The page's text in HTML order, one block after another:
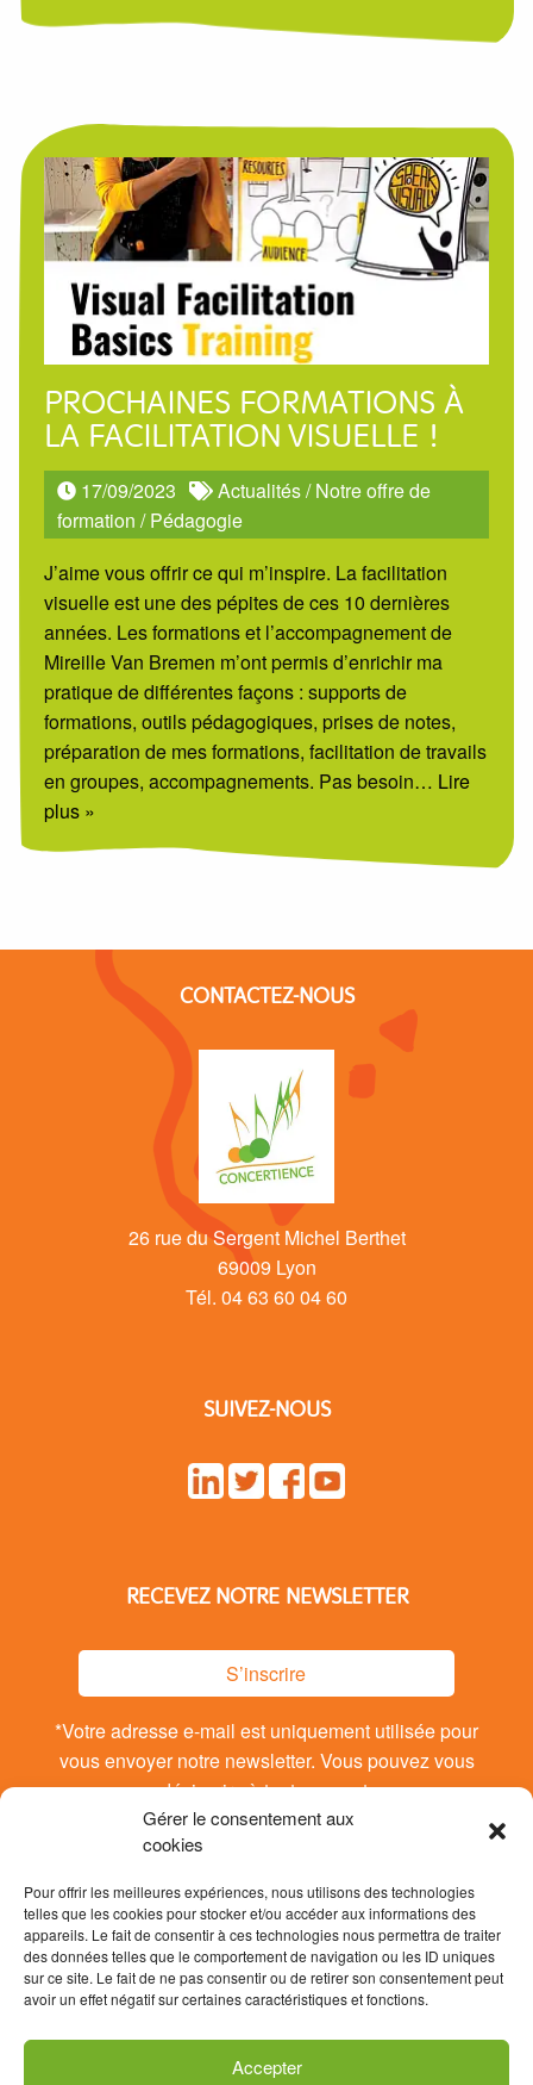
Gérer le consentement aux
cookies
Pour offrir les meilleures expériences, nous utilisons des technologies
telles que les cookies pour stocker et/ou accéder aux informations des
appareils. Le fait de consentir à ces technologies nous permettra de traiter
des données telles que le comportement de navigation ou les ID uniques
sur ce site. Le fait de ne pas consentir ou de retirer son consentement peut
avoir un effet négatif sur certaines caractéristiques et fonctions.
Accepter
PROCHAINES FORMATIONS À
LA FACILITATION VISUELLE !
17/09/2023 Actualités/Notre offre de
formation /Pédagogie
J’aime vous offrir ce qui m’inspire. La facilitation
visuelle est une des pépites de ces 10 dernières
années. Les formations et l’accompagnement de
Mireille Van Bremen m’ont permis d’enrichir ma
pratique de différentes façons : supports de
formations, outils pédagogiques, prises de notes,
préparation de mes formations, facilitation de travails
en groupes, accompagnements. Pas besoin… Lire
plus »
CONTACTEZ-NOUS
26 rue du Sergent Michel Berthet
69009 Lyon
Tél. 04 63 60 04 60
SUIVEZ-NOUS
RECEVEZ NOTRE NEWSLETTER
S’inscrire
*Votre adresse e-mail est uniquement utilisée pour
vous envoyer notre newsletter. Vous pouvez vous
désinsrire à tout moment.